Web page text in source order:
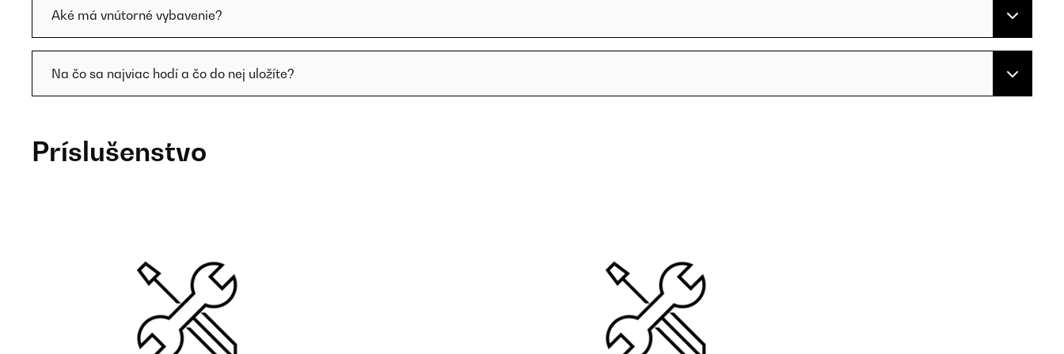
Aké má vnútorné vybavenie?
Na čo sa najviac hodí a čo do nej uložíte?
Príslušenstvo